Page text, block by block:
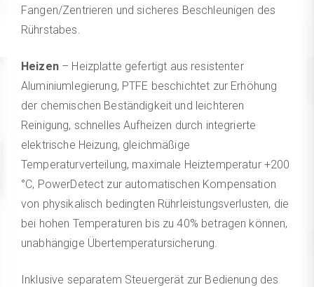
Fangen/Zentrieren und sicheres Beschleunigen des
Rührstabes.
Heizen– Heizplatte gefertigt aus resistenter
Aluminiumlegierung, PTFE beschichtet zur Erhöhung
der chemischen Beständigkeit und leichteren
Reinigung, schnelles Aufheizen durch integrierte
elektrische Heizung, gleichmäßige
Temperaturverteilung, maximale Heiztemperatur +200
°C, PowerDetect zur automatischen Kompensation
von physikalisch bedingten Rührleistungsverlusten, die
bei hohen Temperaturen bis zu 40% betragen können,
unabhängige Übertemperatursicherung.
Inklusive separatem Steuergerät zur Bedienung des